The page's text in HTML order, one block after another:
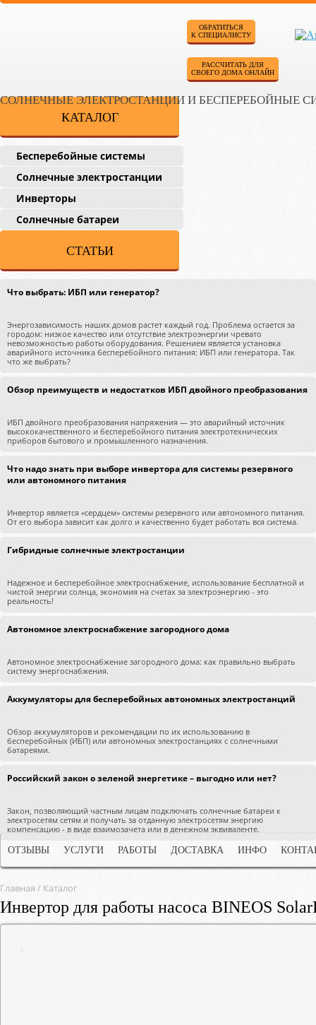
ОБРАТИТЬСЯ
К СПЕЦИАЛИСТУ
РАССЧИТАТЬ ДЛЯ
СВОЕГО ДОМА ОНЛАЙН
СОЛНЕЧНЫЕ ЭЛЕКТРОСТАНЦИИ И БЕСПЕРЕБОЙНЫЕ
КАТАЛОГ
Бесперебойные системы
Солнечные электростанции
Инверторы
Солнечные батареи
СТАТЬИ
Что выбрать: ИБП или генератор?
Энергозависимость наших домов растет каждый год. Проблема остается за
городом: низкое качество или отсутствие электроэнергии чревато
невозможностью работы оборудования. Решением является установка
аварийного источника бесперебойного питания: ИБП или генератора. Так
что же выбрать?
Обзор преимуществ и недостатков ИБП двойного преобразования
ИБП двойного преобразования напряжения — это аварийный источник
высококачественного и бесперебойного питания электротехнических
приборов бытового и промышленного назначения.
Что надо знать при выборе инвертора для системы резервного
или автономного питания
Инвертор является «сердцем» системы резервного или автономного питания.
От его выбора зависит как долго и качественно будет работать вся система.
Гибридные солнечные электростанции
Надежное и бесперебойное электроснабжение, использование бесплатной и
чистой энергии солнца, экономия на счетах за электроэнергию - это
реальность!
Автономное электроснабжение загородного дома
Автономное электроснабжение загородного дома: как правильно выбрать
систему энергоснабжения.
Аккумуляторы для бесперебойных автономных электростанций
Обзор аккумуляторов и рекомендации по их использованию в
бесперебойных (ИБП) или автономных электростанциях с солнечными
батареями.
Российский закон о зеленой энергетике – выгодно или нет?
Закон, позволяющий частным лицам подключать солнечные батареи к
электросетям сетям и получать за отданную электросетям энергию
компенсацию - в виде взаимозачета или в денежном эквиваленте.
ОТЗЫВЫ
УСЛУГИ РАБОТЫ ДОСТАВКА ИНФО
Главная / Каталог
Инвертор для работы насоса BINEOS